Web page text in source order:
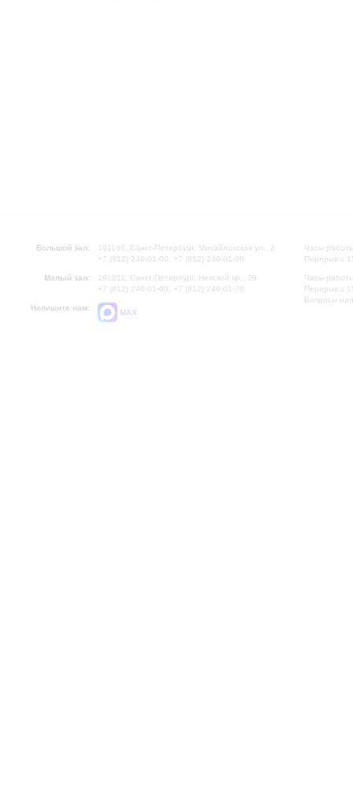
Большой зал:
191186, Санкт-Петербург, Михайловская ул., 2
+7 (812) 240-01-00, +7 (812) 240-01-80
Малый зал:
191011, Санкт-Петербург, Невский пр., 30
+7 (812) 240-01-00, +7 (812) 240-01-70
Напишите нам:
MAX
Часы
Перерыв с
Часы
Перерыв с
Вопросы